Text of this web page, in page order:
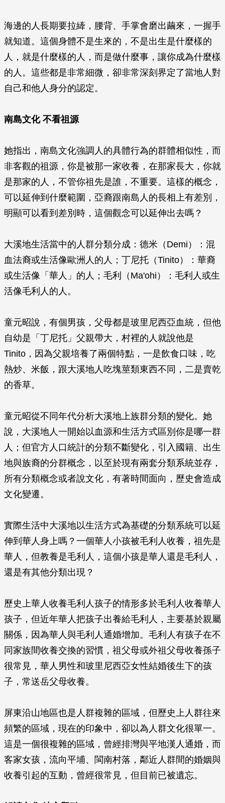
海邊的人長期要拉縴，腰背、手掌會磨出繭來，一握手
就知道。這個身體不是生來的，不是出生是什麼樣的
人，就是什麼樣的人，而是做什麼事，讓你成為什麼樣
的人。這些都是非常細微，卻非常深刻界定了當地人對
自己和他人身分的認定。
南島文化 不看祖源
她指出，南島文化強調人的具體行為的群體相似性，而
非客觀的祖源，你是被那一家收養，在那家長大，你就
是那家的人，不管你祖先是誰，不重要。這樣的概念，
可以延伸到什麼範圍，亞裔跟南島人的長相上有差別，
明顯可以看到差別時，這個觀念可以延伸出去嗎？
大溪地生活當中的人群分類分成：德米（Demi）：混
血法裔或生活像歐洲人的人；丁尼托（Tinito）：華裔
或生活像「華人」的人；毛利（Ma'ohi）：毛利人或生
活像毛利人的人。
童元昭說，有個男孩，父母都是玻里尼西亞血統，但他
自幼是「丁尼托」父親帶大，村裡的人就說他是
Tinito，因為父親培養了兩個特點，一是飲食口味，吃
熱炒、米飯，跟大溪地人吃塊莖類東西不同，二是賣乾
的香草。
童元昭從不同年代分析大溪地上族群分類的變化。她
說，大溪地人一開始以血源和生活方式區別你是哪一群
人；但官方人口統計的分類不斷變化，引入國籍、出生
地與族裔的分群概念，以至於現有兩套分類系統並存，
所有分類概念或者說文化，有著時間面向，歷史會造成
文化變遷。
實際生活中大溪地以生活方式為基礎的分類系統可以延
伸到華人身上嗎？一個華人小孩被毛利人收養，祖先是
華人，但教養是毛利人，這個小孩是華人還是毛利人，
還是有其他分類出現？
歷史上華人收養毛利人孩子的情形多於毛利人收養華人
孩子，但近年華人把孩子出養給毛利人，主要基於親屬
關係，因為華人與毛利人通婚增加。毛利人有孩子在不
同家族間收養交換的習慣，祖父母或外祖父母收養孫子
很常見，華人男性和玻里尼西亞女性結婚後生下的孩
子，常送岳父母收養。
屏東沿山地區也是人群複雜的區域，但歷史上人群往來
頻繁的區域，現在的印象中，卻以為人群文化很單一。
這是一個很複雜的區域，曾經排灣與平地漢人通婚，而
客家女孩，流向平埔、閩南村落，鄰近人群間的婚姻與
收養引起的互動，曾經很常見，但目前已被遺忘。